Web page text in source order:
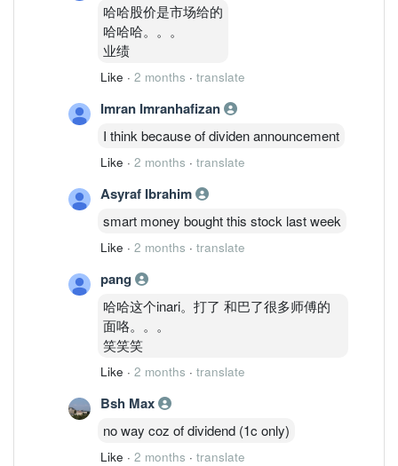
哈哈股价是市场给的
哈哈哈。。。
业绩
Like · 2 months · translate
Imran Imranhafizan
I think because of dividen announcement
Like · 2 months · translate
Asyraf Ibrahim
smart money bought this stock last week
Like · 2 months · translate
pang
哈哈这个inari。打了 和巴了很多师傅的
面咯。。。
笑笑笑
Like · 2 months · translate
Bsh Max
no way coz of dividend (1c only)
Like · 2 months · translate